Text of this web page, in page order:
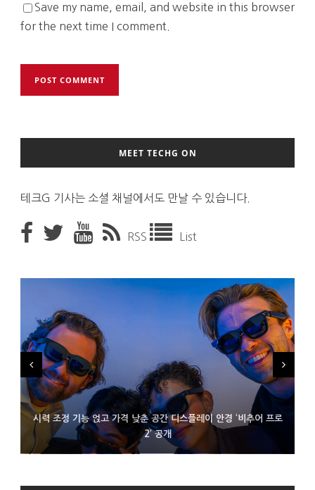
Save my name, email, and website in this browser
for the next time I comment.
MEET TECHG ON
테크G 기사는 소셜 채널에서도 만날 수 있습니다.
RSS List
시력 조정 기능 얹고 가격 낮춘 공간 디스플레이 안경 ‘비추어 프로
2’ 공개
D램 부족에 10억달러어치 아이폰18 프로세서 패키징 대기 중
300~400달러 반지형 스피커 준비하는 오픈AI